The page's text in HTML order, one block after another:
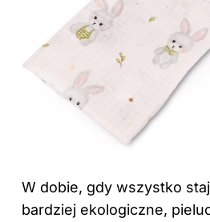
W dobie, gdy wszystko
bardziej ekologiczne,